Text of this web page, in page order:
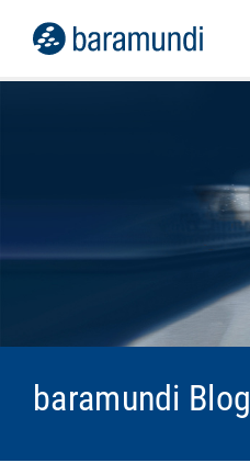
baramundi Blog